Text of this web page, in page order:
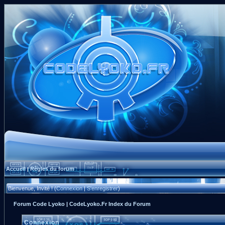
Accueil|Règles du forum
Bienvenue, Invité ! (Connexion|S'enregistrer)
Forum Code Lyoko | CodeLyoko.Fr Index du Forum
Connexion